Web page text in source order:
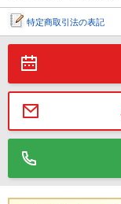
特定商取引法の表記